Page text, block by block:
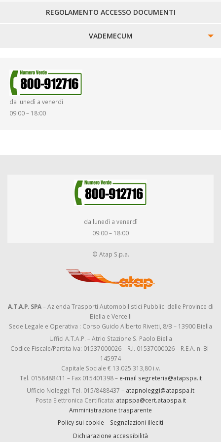
REGOLAMENTO ACCESSO DOCUMENTI
VADEMECUM
SMARRIMENTO OGGETTI
da lunedì a venerdì
09:00 – 18:00
da lunedì a venerdì
09:00 – 18:00
© Atap S.p.a.
A.T.A.P. SPA– Azienda Trasporti Automobilistici Pubblici delle Province di
Biella e Vercelli
Sede Legale e Operativa : Corso Guido Alberto Rivetti, 8/B – 13900 Biella
Uffici A.T.A.P. – Atrio Stazione S. Paolo Biella
Codice Fiscale/Partita Iva: 01537000026 – R.I. 01537000026 – R.E.A. n. BI-
145974
Capitale Sociale € 13.025.313,80 i.v.
Tel. 0158488411 – Fax 015401398 – e-mail segreteria@atapspa.it
Ufficio Noleggi: Tel. 015/8488437 – atapnoleggi@atapspa.it
Posta Elettronica Certificata: atapspa@cert.atapspa.it
Amministrazione trasparente
Policy sui cookie – Segnalazioni illeciti
Dichiarazione accessibilità